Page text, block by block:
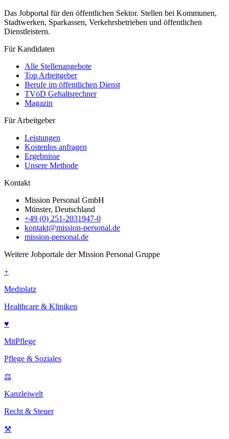
Das Jobportal für den öffentlichen Sektor. Stellen bei Kommunen,
Stadtwerken, Sparkassen, Verkehrsbetrieben und öffentlichen
Dienstleistern.
Für Kandidaten
Alle Stellenangebote
Top Arbeitgeber
Berufe im öffentlichen Dienst
TVöD Gehaltsrechner
Magazin
Für Arbeitgeber
Leistungen
Kostenlos anfragen
Ergebnisse
Unsere Methode
Kontakt
Mission Personal GmbH
Münster, Deutschland
+49 (0) 251-2031947-0
kontakt@mission-personal.de
mission-personal.de
Weitere Jobportale der Mission Personal Gruppe
+
Mediplatz
Healthcare & Kliniken
♥
MitPflege
Pflege & Soziales
⚖
Kanzleiwelt
Recht & Steuer
⚒